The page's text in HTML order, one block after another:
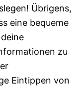
Übrigens,
eine bequeme
zu
Eintippen von